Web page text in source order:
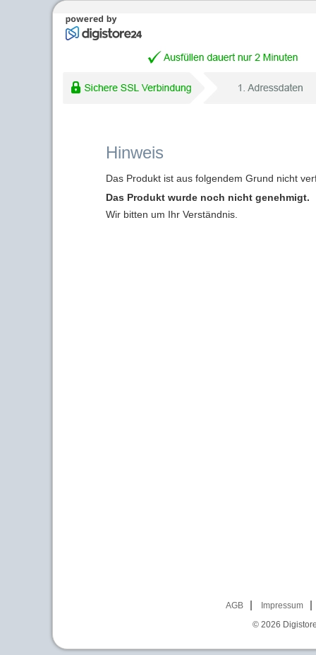
Hinweis
Das Produkt ist aus folgendem Grund nicht
Das Produkt wurde noch nicht genehmigt.
Wir bitten um Ihr Verständnis.
AGB
Impressum
© 2026